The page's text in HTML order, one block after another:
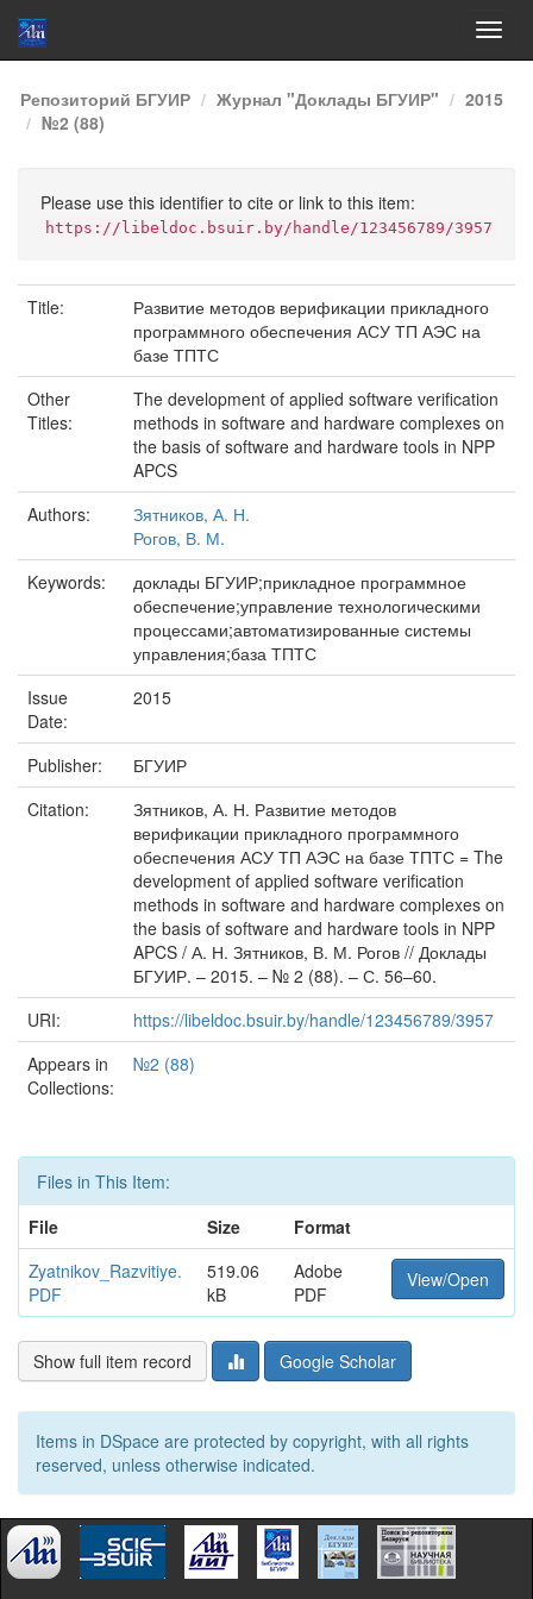
Skip
navigation
Репозиторий БГУИР Журнал "Доклады БГУИР"
2015
№2 (88)
Please use this identifier to cite or link to this item:
https://libeldoc.bsuir.by/handle/123456789/3957
Title:
Развитие методов верификации прикладного
программного обеспечения АСУ ТП АЭС на
базе ТПТС
Other
Titles:
The development of applied software verification
methods in software and hardware complexes on
the basis of software and hardware tools in NPP
APCS
Authors:
Зятников, А. Н.
Рогов, В. М.
Keywords:
доклады БГУИР;прикладное программное
обеспечение;управление технологическими
процессами;автоматизированные системы
управления;база ТПТС
Issue
Date:
2015
Publisher:
БГУИР
Citation:
Зятников, А. Н. Развитие методов
верификации прикладного программного
обеспечения АСУ ТП АЭС на базе ТПТС = The
development of applied software verification
methods in software and hardware complexes on
the basis of software and hardware tools in NPP
APCS / А. Н. Зятников, В. М. Рогов // Доклады
БГУИР. – 2015. – № 2 (88). – С. 56–60.
URI:
https://libeldoc.bsuir.by/handle/123456789/3957
Appears in
Collections:
№2 (88)
Files in This Item:
File
Size
Format
Zyatnikov_Razvitiye.
PDF
519.06
kB
Adobe
PDF
View/Open
Show full item record Google Scholar
Items in DSpace are protected by copyright, with all rights
reserved, unless otherwise indicated.